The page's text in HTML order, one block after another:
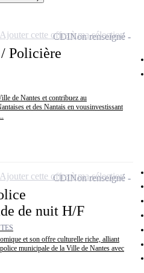
Policière
de Nantes et contribuez au
et des Nantais en vousinvestissant
CDINon renseigné
Ajouter cette offre à ma sélection
de nuit H/F
et son offre culturelle riche, alliant
municipale de la Ville de Nantes avec
CDINon renseigné
Ajouter cette offre à ma sélection